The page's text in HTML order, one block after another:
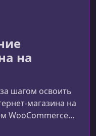
на
шагом освоить
магазина на
WooCommerce
в